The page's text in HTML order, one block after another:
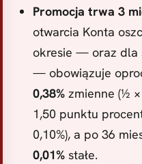
Promocja trwa 3
otwarcia Konta
okresie — oraz dla
— obowiązuje
0,38% zmienne (½ ×
1,50 punktu
0,10%), a po 36
0,01% stałe.